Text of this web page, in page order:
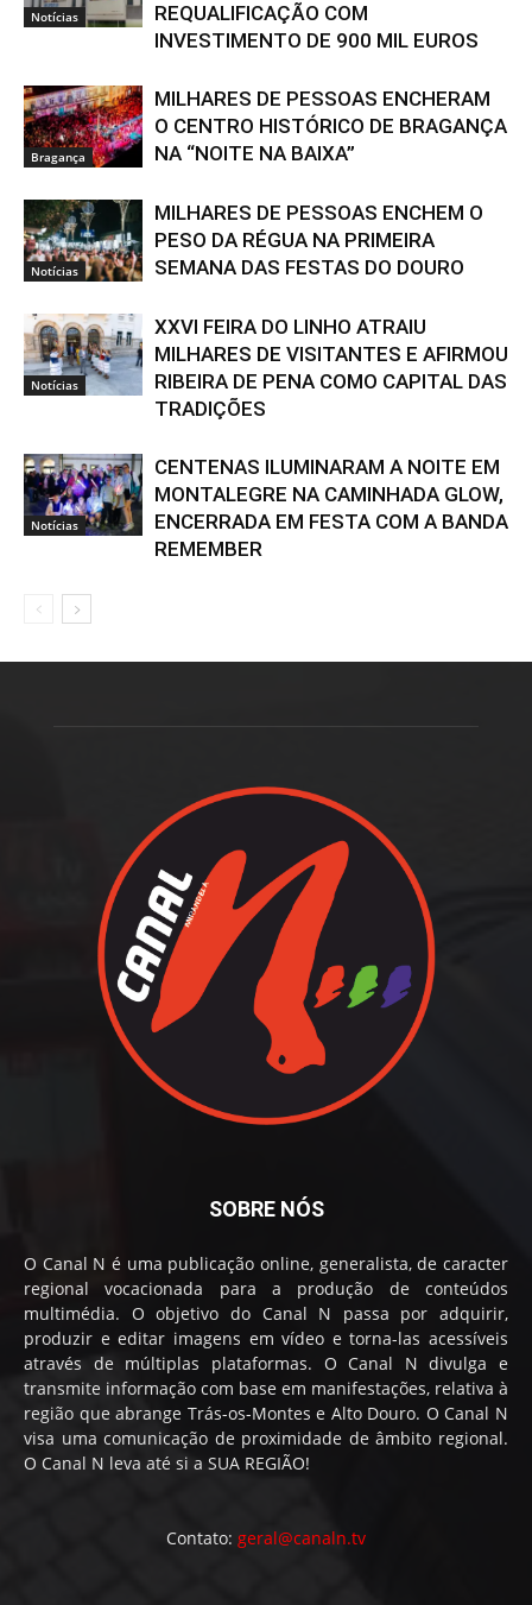
Notícias
REQUALIFICAÇÃO COM
INVESTIMENTO DE 900 MIL EUROS
Bragança
MILHARES DE PESSOAS ENCHERAM
O CENTRO HISTÓRICO DE BRAGANÇA
NA “NOITE NA BAIXA”
Notícias
MILHARES DE PESSOAS ENCHEM O
PESO DA RÉGUA NA PRIMEIRA
SEMANA DAS FESTAS DO DOURO
Notícias
XXVI FEIRA DO LINHO ATRAIU
MILHARES DE VISITANTES E AFIRMOU
RIBEIRA DE PENA COMO CAPITAL DAS
TRADIÇÕES
Notícias
CENTENAS ILUMINARAM A NOITE EM
MONTALEGRE NA CAMINHADA GLOW,
ENCERRADA EM FESTA COM A BANDA
REMEMBER
SOBRE NÓS
O Canal N é uma publicação online, generalista, de caracter
regional vocacionada para a produção de conteúdos
multimédia. O objetivo do Canal N passa por adquirir,
produzir e editar imagens em vídeo e torna-las acessíveis
através de múltiplas plataformas. O Canal N divulga e
transmite informação com base em manifestações, relativa à
região que abrange Trás-os-Montes e Alto Douro. O Canal N
visa uma comunicação de proximidade de âmbito regional.
O Canal N leva até si a SUA REGIÃO!
Contato: geral@canaln.tv